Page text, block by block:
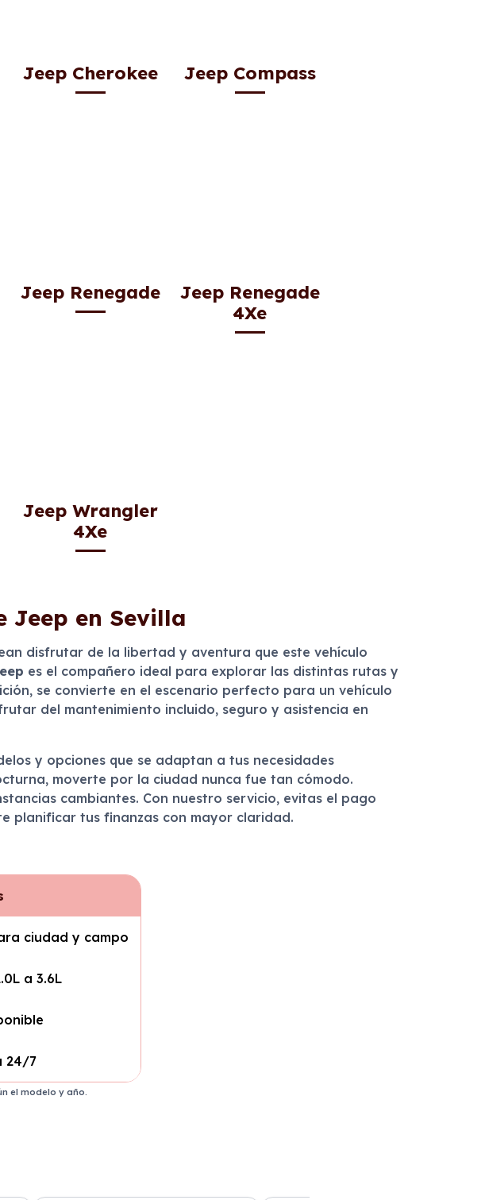
Jeep Cherokee Jeep Compass
Jeep Renegade
Jeep Renegade
4Xe
Jeep Wrangler
4Xe
Jeep en Sevilla
disfrutar de la libertad y aventura que este vehículo
es el compañero ideal para explorar las distintas rutas y
se convierte en el escenario perfecto para un vehículo
del mantenimiento incluido, seguro y asistencia en
y opciones que se adaptan a tus necesidades
moverte por la ciudad nunca fue tan cómodo.
cambiantes. Con nuestro servicio, evitas el pago
planificar tus finanzas con mayor claridad.
ciudad y campo
a 3.6L
24/7
el modelo y año.